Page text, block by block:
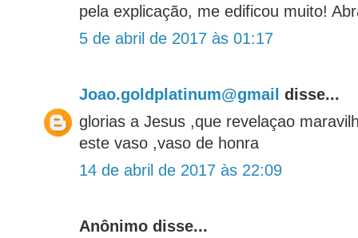
pela explicação, me edificou muito!
5 de abril de 2017 às 01:17
Joao.goldplatinum@gmail disse...
glorias a Jesus ,que revelaçao
este vaso ,vaso de honra
14 de abril de 2017 às 22:09
Anônimo disse...